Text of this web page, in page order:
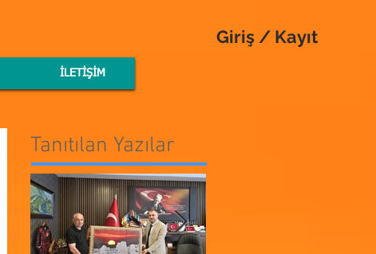
İLETİŞİM
Giriş / Kayıt
Tanıtılan Yazılar